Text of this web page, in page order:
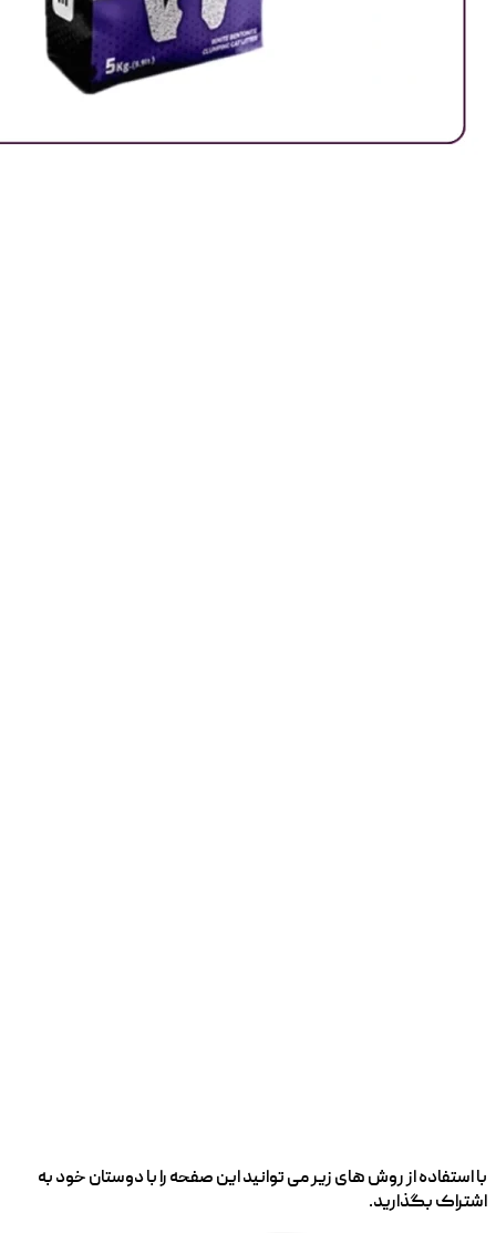
با استفاده از روش های زیر می توانید این صفحه را با دوستان خود به
اشتراک بگذارید.